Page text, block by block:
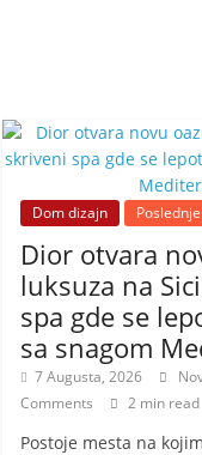
Dom dizajn
Dior otvara
luksuza na
spa gde se
sa snagom
7 Augusta, 2026
Comments
2 min read
Postoje mesta na